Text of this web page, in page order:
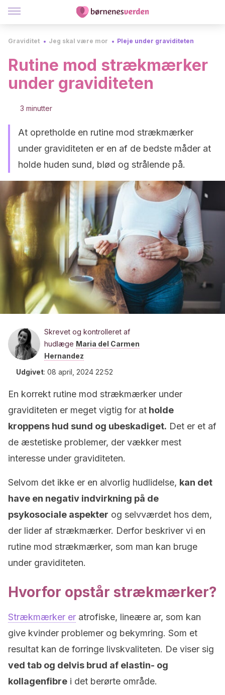
Graviditet Jeg skal være mor Pleje under graviditeten
Rutine mod strækmærker
under graviditeten
3 minutter
At opretholde en rutine mod strækmærker
under graviditeten er en af de bedste måder at
holde huden sund, blød og strålende på.
Skrevet og kontrolleret af
hudlæge Maria del Carmen
Hernandez
Udgivet: 08 april, 2024 22:52
En korrekt rutine mod strækmærker under
graviditeten er meget vigtig for at holde
kroppens hud sund og ubeskadiget. Det er et af
de æstetiske problemer, der vækker mest
interesse under graviditeten.
Selvom det ikke er en alvorlig hudlidelse, kan det
have en negativ indvirkning på de
psykosociale aspekter og selvværdet hos dem,
der lider af strækmærker. Derfor beskriver vi en
rutine mod strækmærker, som man kan bruge
under graviditeten.
Hvorfor opstår strækmærker?
Strækmærker er atrofiske, lineære ar, som kan
give kvinder problemer og bekymring. Som et
resultat kan de forringe livskvaliteten. De viser sig
ved tab og delvis brud af elastin- og
kollagenfibre i det berørte område.